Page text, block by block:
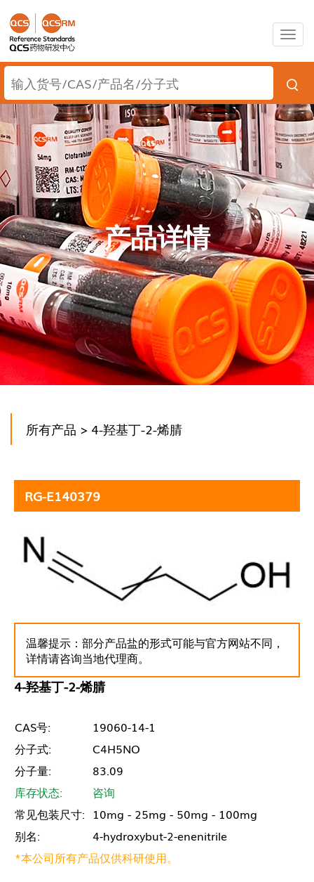
产品详情
所有产品 > 4-羟基丁-2-烯腈
RG-E140379
温馨提示：部分产品盐的形式可能与官方网站不同，
详情请咨询当地代理商。
4-羟基丁-2-烯腈
CAS号:
19060-14-1
分子式:
C4H5NO
分子量:
83.09
库存状态:
咨询
常见包装尺寸: 10mg - 25mg - 50mg - 100mg
别名:
4-hydroxybut-2-enenitrile
*本公司所有产品仅供科研使用。